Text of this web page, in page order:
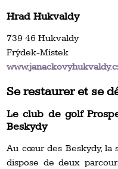
Hrad Hukvaldy
739 46 Hukvaldy
Frýdek-Místek
Se restaurer et se
Le club de golf
Beskydy
Au cœur des Beskydy, la
dispose de deux